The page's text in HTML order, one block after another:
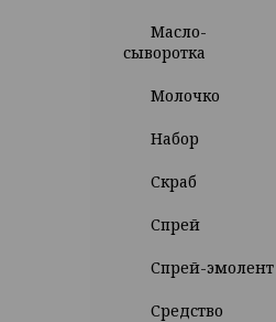
Масло-
сыворотка
Молочко
Набор
Скраб
Спрей
Спрей-эмолент
Средство